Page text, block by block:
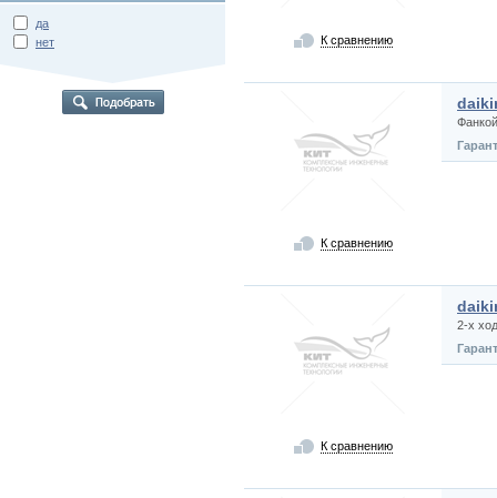
К сравнению
К сравнению
К сравнению
2-х
да
нет